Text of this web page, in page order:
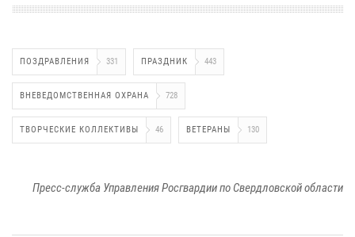
ПОЗДРАВЛЕНИЯ 331 ПРАЗДНИК 443
ВНЕВЕДОМСТВЕННАЯ ОХРАНА 728
ТВОРЧЕСКИЕ КОЛЛЕКТИВЫ 46 ВЕТЕРАНЫ 130
Пресс-служба Управления Росгвардии по Свердловской области